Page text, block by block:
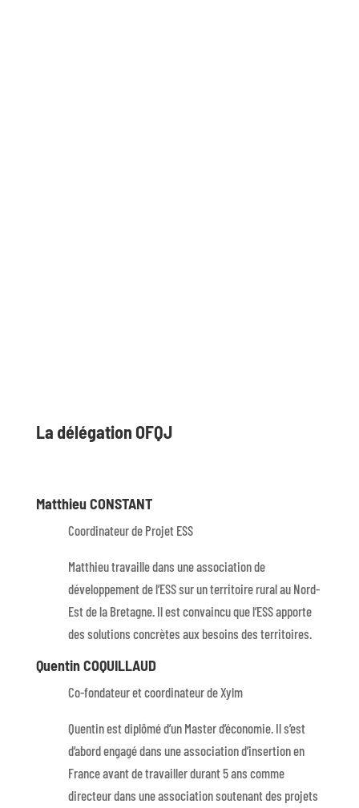
La délégation OFQJ
Matthieu CONSTANT
Coordinateur de Projet ESS
Matthieu travaille dans une association de
développement de l’ESS sur un territoire rural au Nord-
Est de la Bretagne. Il est convaincu que l’ESS apporte
des solutions concrètes aux besoins des territoires.
Quentin COQUILLAUD
Co-fondateur et coordinateur de Xylm
Quentin est diplômé d’un Master d’économie. Il s’est
d’abord engagé dans une association d’insertion en
France avant de travailler durant 5 ans comme
directeur dans une association soutenant des projets